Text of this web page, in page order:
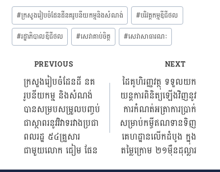
Post
Tags:
#ក្រសួងរៀបចំដែនដីនគរូបនីយកម្មនិងសំណង់ #បរិវត្តកម្មឌីជីថល
#រដ្ឋាភិបាលឌីជីថល #សេវាគាប់ចិត្ត #សេវាសាធារណៈ
Post
navigation
PREVIOUS
ក្រសួងរៀបចំដែនដី នគ
រូបនីយកម្ម និងសំណង់
បានសម្របសម្រួលបញ្ចប់
ជាស្ថាពរនូវវិវាទរវាងប្រជា
ពលរដ្ឋ ៥៤គ្រួសារ
ជាមួយលោក ជៀម ផែន
NEXT
ដៃគូហិរញ្ញវត្ថុ ទទួលយក
យន្តការពិនិត្យឡើងវិញនូវ
ការកំណត់អត្រាការប្រាក់
សម្រាប់កម្ចីឥណទានទិញ
គេហដ្ឋានលើកដំបូង ក្នុង
តម្លៃក្រោម ២១មុឺនដុល្លារ